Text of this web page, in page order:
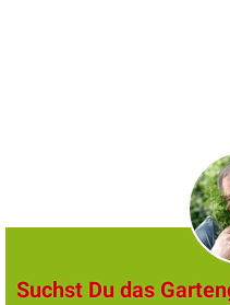
Suchst Du das